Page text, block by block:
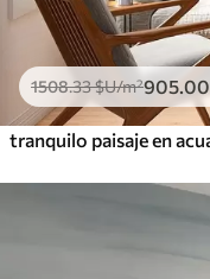
1508.33$U/m²905 .00